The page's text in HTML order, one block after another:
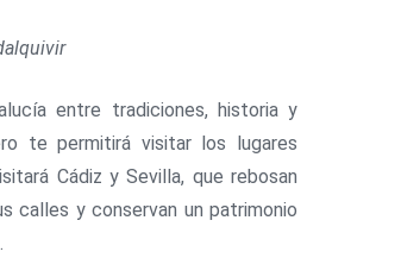
entre tradiciones, historia y
te permitirá visitar los lugares
Cádiz y Sevilla, que rebosan
calles y conservan un patrimonio